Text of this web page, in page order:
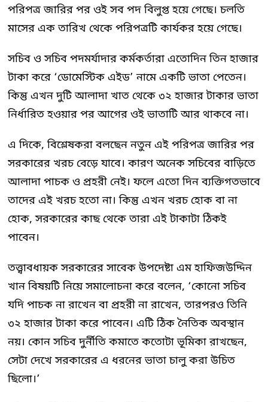
পরিপত্র জারির পর ওই সব পদ বিলুপ্ত হয়ে গেছে। চলতি
মাসের এক তারিখ থেকে পরিপত্রটি কার্যকর হয়ে গেছে।
সচিব ও সচিব পদমর্যাদার কর্মকর্তারা এতোদিন তিন হাজার
টাকা করে ‘ডোমেস্টিক এইড’ নামে একটি ভাতা পেতেন।
কিন্তু এখন দুটি আলাদা খাত থেকে ৩২ হাজার টাকার ভাতা
নির্ধারিত হওয়ার পর আগের ওই ভাতাটি আর থাকবে না।
এ দিকে, বিশ্লেষকরা বলছেন নতুন এই পরিপত্র জারির পর
সরকারের খরচ বেড়ে যাবে। কারণ অনেক সচিবের বাড়িতে
আলাদা পাচক ও প্রহরী নেই। ফলে এতো দিন ব্যক্তিগতভাবে
তাদের এই খরচ হতো না। কিন্তু এখন খরচ হোক বা না
হোক, সরকারের কাছ থেকে তারা এই টাকাটা ঠিকই
পাবেন।
তত্ত্বাবধায়ক সরকারের সাবেক উপদেষ্টা এম হাফিজউদ্দিন
খান বিষয়টি নিয়ে সমালোচনা করে বলেন, ‘কোনো সচিব
যদি পাচক না রাখেন বা প্রহরী না রাখেন, তারপরও তিনি
৩২ হাজার টাকা করে পাবেন। এটি ঠিক নৈতিক অবস্থান
নয়। কোন সচিব দুর্নীতি কমাতে কতোটা ভূমিকা রাখছেন,
সেটা দেখে সরকারের এ ধরনের ভাতা চালু করা উচিত
ছিলো।’